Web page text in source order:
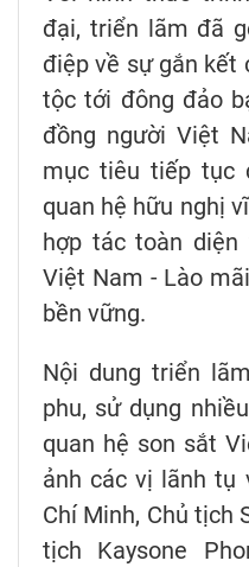
đại, triển lãm đã
điệp về sự gắn kết
tộc tới đông đảo
đồng người Việt
mục tiêu tiếp tục
quan hệ hữu nghị
hợp tác toàn
Việt Nam - Lào
bền vững.
Nội dung triển
phu, sử dụng
quan hệ son sắt
ảnh các vị lãnh tụ
Chí Minh, Chủ tịch
tịch Kaysone